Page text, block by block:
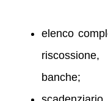
elenco
banche;